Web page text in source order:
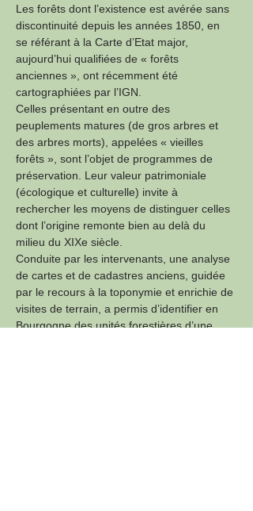
Les forêts dont l’existence est avérée sans
discontinuité depuis les années 1850, en
se référant à la Carte d’Etat major,
aujourd’hui qualifiées de « forêts
anciennes », ont récemment été
cartographiées par l’IGN.
Celles présentant en outre des
peuplements matures (de gros arbres et
des arbres morts), appelées « vieilles
forêts », sont l’objet de programmes de
préservation. Leur valeur patrimoniale
(écologique et culturelle) invite à
rechercher les moyens de distinguer celles
dont l’origine remonte bien au delà du
milieu du XIXe siècle.
Conduite par les intervenants, une analyse
de cartes et de cadastres anciens, guidée
par le recours à la toponymie et enrichie de
visites de terrain, a permis d’identifier en
Bourgogne des unités forestières d’une